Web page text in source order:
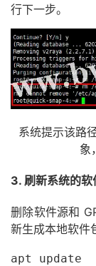
行下一步。
系统提示该路
象
3. 刷新系统的软
删除软件源和
新生成本地软件
apt update